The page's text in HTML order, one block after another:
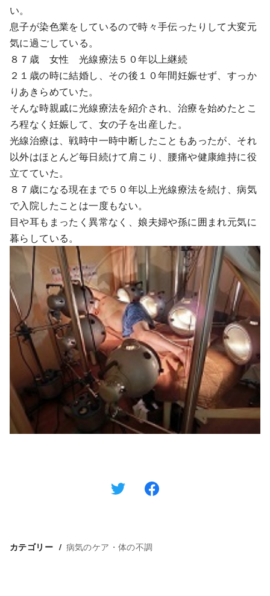
い。
息子が染色業をしているので時々手伝ったりして大変元
気に過ごしている。
８７歳 女性 光線療法５０年以上継続
２１歳の時に結婚し、その後１０年間妊娠せず、すっか
りあきらめていた。
そんな時親戚に光線療法を紹介され、治療を始めたとこ
ろ程なく妊娠して、女の子を出産した。
光線治療は、戦時中一時中断したこともあったが、それ
以外はほとんど毎日続けて肩こり、腰痛や健康維持に役
立てていた。
８７歳になる現在まで５０年以上光線療法を続け、病気
で入院したことは一度もない。
目や耳もまったく異常なく、娘夫婦や孫に囲まれ元気に
暮らしている。
カテゴリー 病気のケア・体の不調